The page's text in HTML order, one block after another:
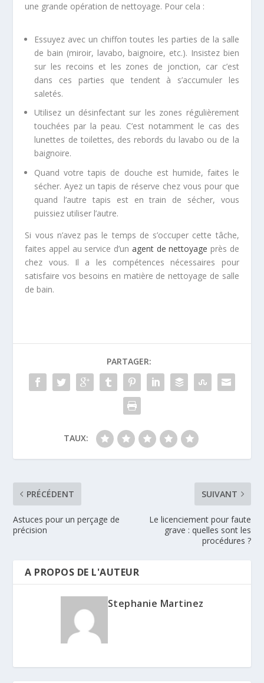
une grande opération de nettoyage. Pour cela :
Essuyez avec un chiffon toutes les parties de la salle
de bain (miroir, lavabo, baignoire, etc.). Insistez bien
sur les recoins et les zones de jonction, car c’est
dans ces parties que tendent à s’accumuler les
saletés.
Utilisez un désinfectant sur les zones régulièrement
touchées par la peau. C’est notamment le cas des
lunettes de toilettes, des rebords du lavabo ou de la
baignoire.
Quand votre tapis de douche est humide, faites le
sécher. Ayez un tapis de réserve chez vous pour que
quand l’autre tapis est en train de sécher, vous
puissiez utiliser l’autre.
Si vous n’avez pas le temps de s’occuper cette tâche,
faites appel au service d’un agent de nettoyage près de
chez vous. Il a les compétences nécessaires pour
satisfaire vos besoins en matière de nettoyage de salle
de bain.
PARTAGER:
TAUX:
PRÉCÉDENT
Astuces pour un perçage de
précision
SUIVANT
Le licenciement pour faute
grave : quelles sont les
procédures ?
A PROPOS DE L'AUTEUR
Stephanie Martinez